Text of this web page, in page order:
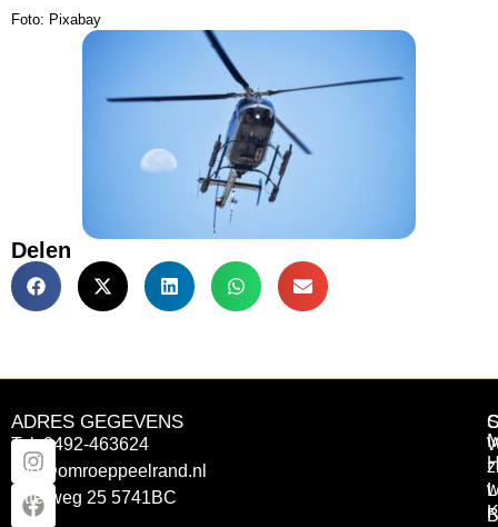
Foto: Pixabay
Delen
ADRES GEGEVENS
Tel: 0492-463624
info@omroeppeelrand.nl
Otterweg 25 5741BC